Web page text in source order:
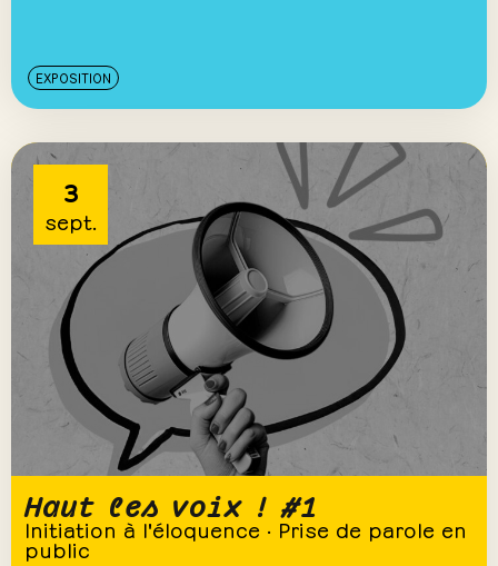
EXPOSITION
3
sept.
Haut les voix ! #1
Initiation à l'éloquence · Prise de parole en
public